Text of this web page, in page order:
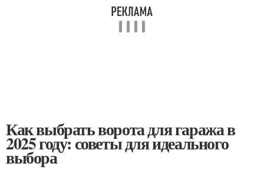
Как выбрать ворота для гаража в
2025 году: советы для идеального
выбора